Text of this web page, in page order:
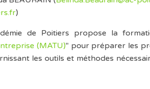
)
de Poitiers propose la
(MATU)" pour préparer les
les outils et méthodes